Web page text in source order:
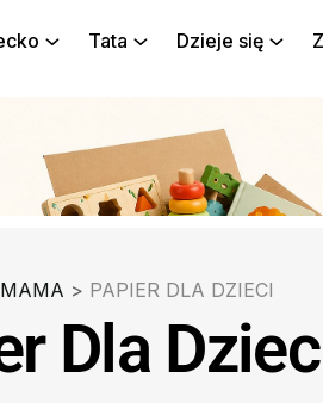
Tata Dzieje się
> PAPIER DLA DZIECI
Dla